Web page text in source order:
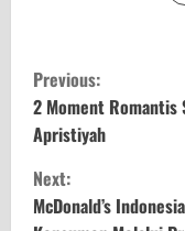
C
o
n
t
Previous:
2 Moment Romantis
Apristiyah
Next:
McDonald’s